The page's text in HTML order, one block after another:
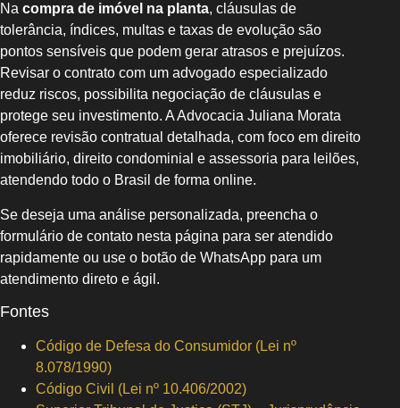
Na compra de imóvel na planta, cláusulas de
tolerância, índices, multas e taxas de evolução são
pontos sensíveis que podem gerar atrasos e prejuízos.
Revisar o contrato com um advogado especializado
reduz riscos, possibilita negociação de cláusulas e
protege seu investimento. A Advocacia Juliana Morata
oferece revisão contratual detalhada, com foco em direito
imobiliário, direito condominial e assessoria para leilões,
atendendo todo o Brasil de forma online.
Se deseja uma análise personalizada, preencha o
formulário de contato nesta página para ser atendido
rapidamente ou use o botão de WhatsApp para um
atendimento direto e ágil.
Fontes
Código de Defesa do Consumidor (Lei nº
8.078/1990)
Código Civil (Lei nº 10.406/2002)